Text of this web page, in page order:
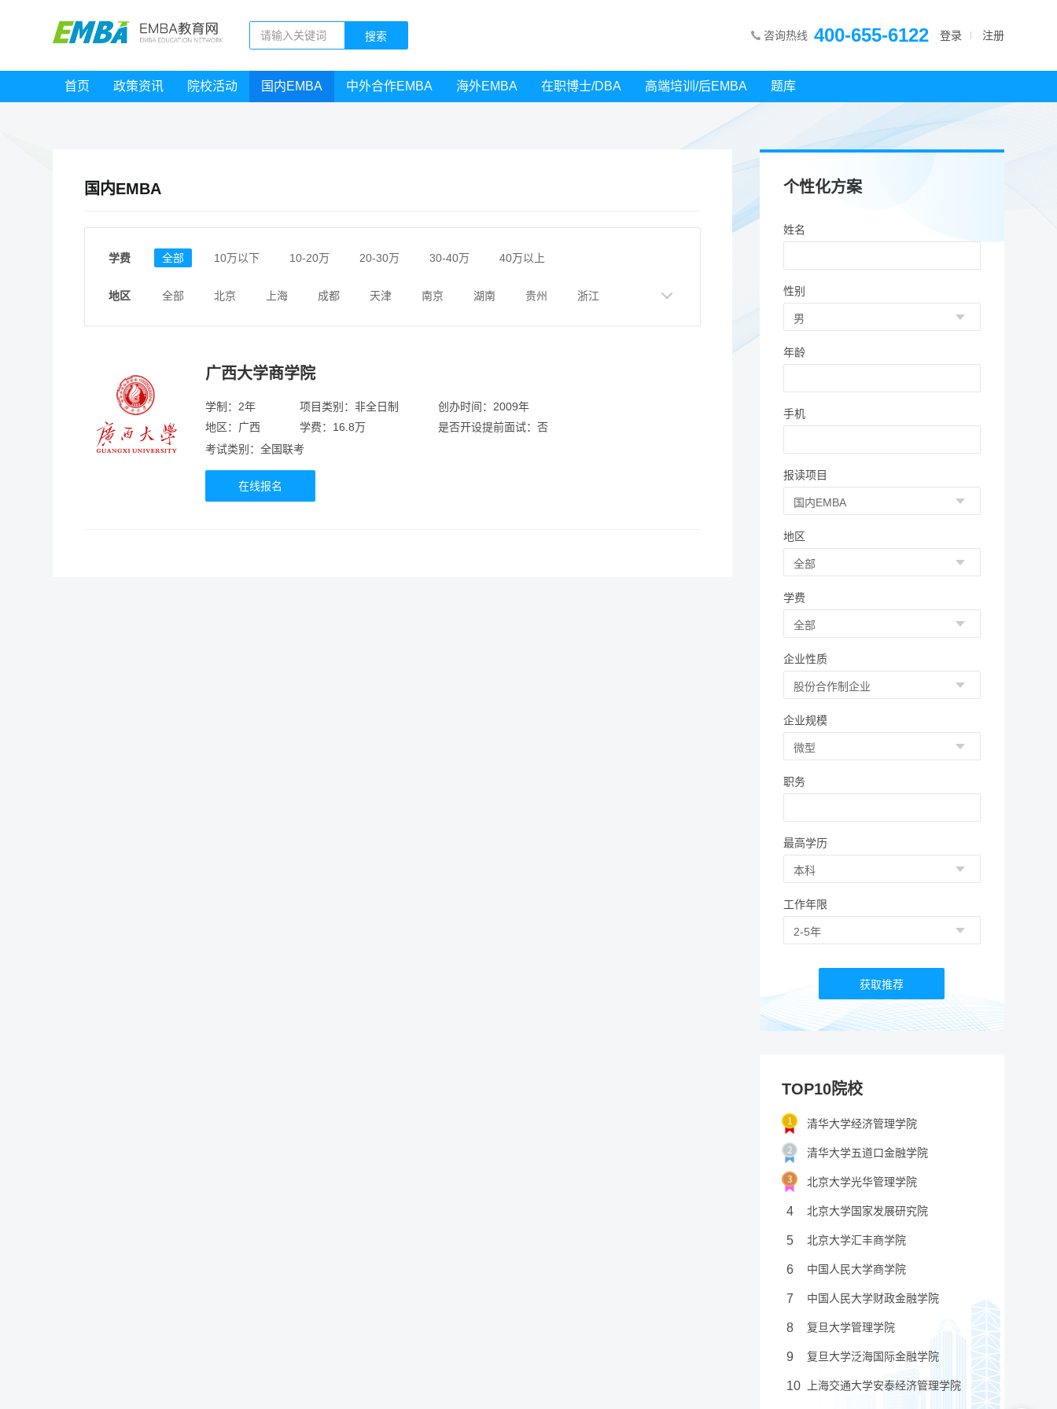
咨询热线 400-655-6122 登录 注册
首页 政策资讯 院校活动 国内EMBA 中外合作EMBA 海外EMBA 在职博士/DBA 高端培训/后EMBA 题库
国内EMBA
学费 全部 10万以下 10-20万 20-30万 30-40万 40万以上
地区 全部 北京 上海 成都 天津 南京 湖南 贵州 浙江
广西大学商学院
学制：2年
地区：广西
项目类别：非全日制
学费：16.8万
创办时间：2009年
是否开设提前面试：否
考试类别：全国联考
在线报名
个性化方案
姓名
性别
年龄
手机
报读项目
地区
学费
企业性质
企业规模
职务
最高学历
工作年限
TOP10院校
清华大学经济管理学院
清华大学五道口金融学院
北京大学光华管理学院
4 北京大学国家发展研究院
5 北京大学汇丰商学院
6 中国人民大学商学院
7 中国人民大学财政金融学院
8 复旦大学管理学院
9 复旦大学泛海国际金融学院
10 上海交通大学安泰经济管理学院